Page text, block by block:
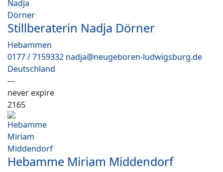
Stillberaterin Nadja Dörner
Hebammen
0177 / 7159332 nadja@neugeboren-ludwigsburg.de
Deutschland
---
never expire
2165
Hebamme Miriam Middendorf